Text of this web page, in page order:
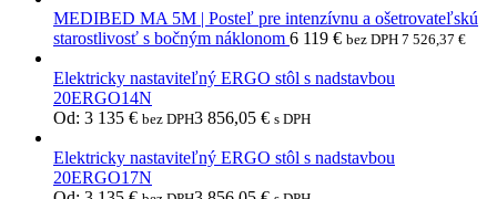
MEDIBED MA 5M | Posteľ pre intenzívnu a ošetrovateľskú
starostlivosť s bočným náklonom 6 119 € bez DPH 7 526,37 €
Elektricky nastaviteľný ERGO stôl s nadstavbou
20ERGO14N
Od: 3 135 € bez DPH3 856,05 € s DPH
Elektricky nastaviteľný ERGO stôl s nadstavbou
20ERGO17N